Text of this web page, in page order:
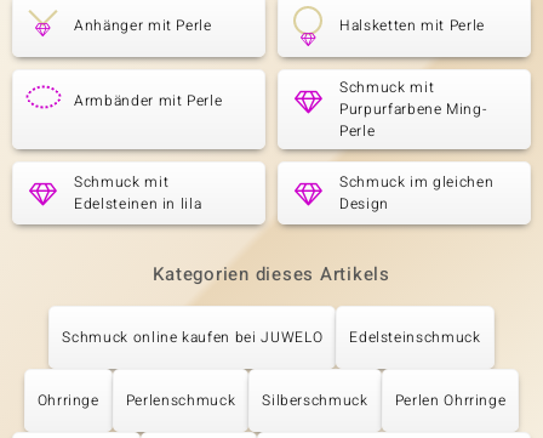
Anhänger mit Perle Halsketten mit Perle
Armbänder mit Perle
Schmuck mit
Purpurfarbene Ming-
Perle
Schmuck mit
Edelsteinen in lila
Schmuck im gleichen
Design
Kategorien dieses Artikels
Schmuck online kaufen bei JUWELO Edelsteinschmuck
Ohrringe Perlenschmuck Silberschmuck Perlen Ohrringe